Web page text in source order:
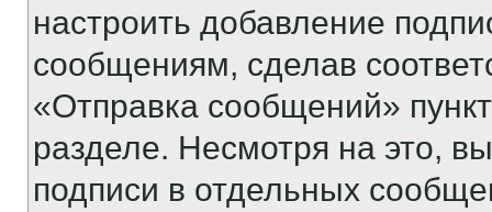
настроить добавление
сообщениям, сделав
«Отправка сообщений»
разделе. Несмотря на это,
подписи в отдельных